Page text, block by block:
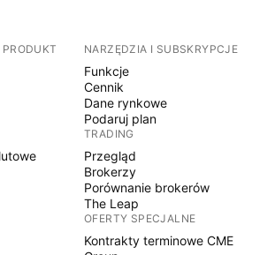
NARZĘDZIA I SUBSKRYPCJE
Funkcje
Cennik
Dane rynkowe
Podaruj plan
TRADING
Przegląd
Brokerzy
Porównanie brokerów
The Leap
OFERTY SPECJALNE
Kontrakty terminowe CME